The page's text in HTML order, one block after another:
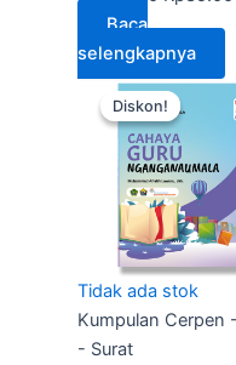
Baca
selengkapnya
Diskon!
Tidak ada stok
Diskon!
Kumpulan Cerpen
- Surat
Harga
aslinya
adalah: